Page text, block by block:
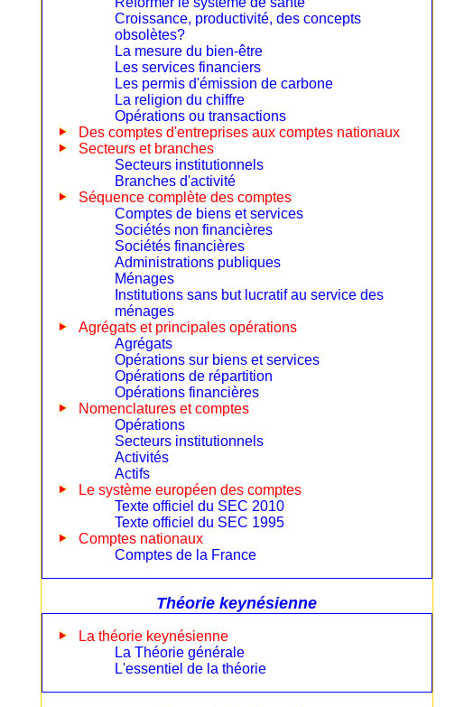
Croissance, productivité, des concepts
obsolètes?
La mesure du bien-être
Les services financiers
Les permis d'émission de carbone
La religion du chiffre
Opérations ou transactions
Des comptes d'entreprises aux comptes nationaux
Secteurs et branches
Secteurs institutionnels
Branches d'activité
Séquence complète des comptes
Comptes de biens et services
Sociétés non financières
Sociétés financières
Administrations publiques
Ménages
Institutions sans but lucratif au service des
ménages
Agrégats et principales opérations
Agrégats
Opérations sur biens et services
Opérations de répartition
Opérations financières
Nomenclatures et comptes
Opérations
Secteurs institutionnels
Activités
Actifs
Le système européen des comptes
Texte officiel du SEC 2010
Texte officiel du SEC 1995
Comptes nationaux
Comptes de la France
Théorie keynésienne
La théorie keynésienne
La Théorie générale
L'essentiel de la théorie